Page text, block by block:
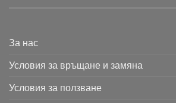
За нас
Условия за връщане и замяна
Условия за ползване